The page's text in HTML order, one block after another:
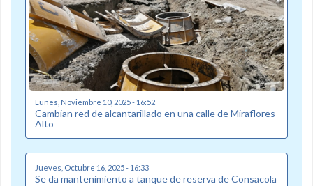
Lunes, Noviembre 10, 2025 - 16:52
Cambian red de alcantarillado en una calle de Miraflores
Alto
Jueves, Octubre 16, 2025 - 16:33
Se da mantenimiento a tanque de reserva de Consacola